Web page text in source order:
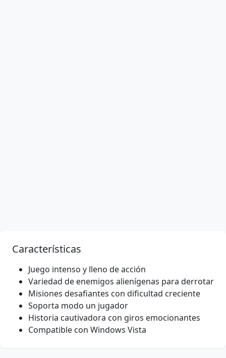
Características
Juego intenso y lleno de acción
Variedad de enemigos alienígenas para derrotar
Misiones desafiantes con dificultad creciente
Soporta modo un jugador
Historia cautivadora con giros emocionantes
Compatible con Windows Vista